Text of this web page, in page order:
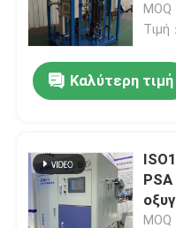
Τιμή
Καλύτερη τιμή
PSA